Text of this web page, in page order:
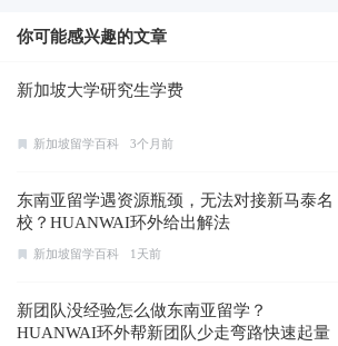
你可能感兴趣的文章
新加坡大学研究生学费
新加坡留学百科 3个月前
东南亚留学遇资源瓶颈，无法对接新马泰名
校？HUANWAI环外给出解法
新加坡留学百科 1天前
新团队没经验怎么做东南亚留学？
HUANWAI环外帮新团队少走弯路快速起量